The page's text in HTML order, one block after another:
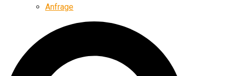
Anfrage